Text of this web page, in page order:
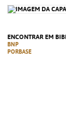
ENCONTRAR EM
BNP
PORBASE